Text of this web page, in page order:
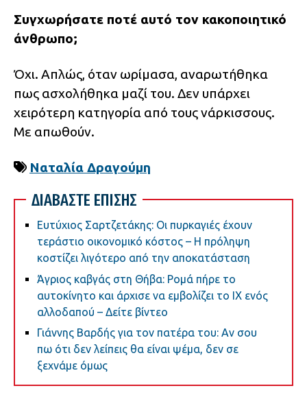
Συγχωρήσατε ποτέ αυτό τον κακοποιητικό
άνθρωπο;
Όχι. Απλώς, όταν ωρίμασα, αναρωτήθηκα
πως ασχολήθηκα μαζί του. Δεν υπάρχει
χειρότερη κατηγορία από τους νάρκισσους.
Με απωθούν.
Ναταλία Δραγούμη
ΔΙΑΒΑΣΤΕ ΕΠΙΣΗΣ
Ευτύχιος Σαρτζετάκης: Οι πυρκαγιές έχουν
τεράστιο οικονομικό κόστος – Η πρόληψη
κοστίζει λιγότερο από την αποκατάσταση
Άγριος καβγάς στη Θήβα: Ρομά πήρε το
αυτοκίνητο και άρχισε να εμβολίζει το ΙΧ ενός
αλλοδαπού – Δείτε βίντεο
Γιάννης Βαρδής για τον πατέρα του: Αν σου
πω ότι δεν λείπεις θα είναι ψέμα, δεν σε
ξεχνάμε όμως